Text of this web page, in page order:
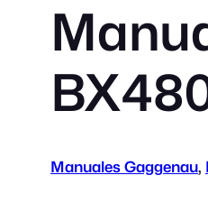
Manuales Gaggenau,